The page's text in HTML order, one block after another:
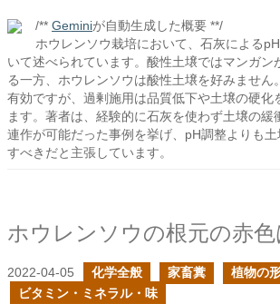
/** Geminiが自動生成した概要 **/
ホウレンソウ栽培において、石灰による
いて述べられています。酸性土壌ではマンガン
る一方、ホウレンソウは酸性土壌を好みません
有効ですが、過剰施用は品質低下や土壌の硬化
ます。著者は、経験的に石灰を使わず土壌の緩
連作が可能だった事例を挙げ、pH調整よりも
すべきだと主張しています。
ホウレンソウの根元の赤色
2022-04-05 化学全般 家畜糞 植物の
ビタミン・ミネラル・味